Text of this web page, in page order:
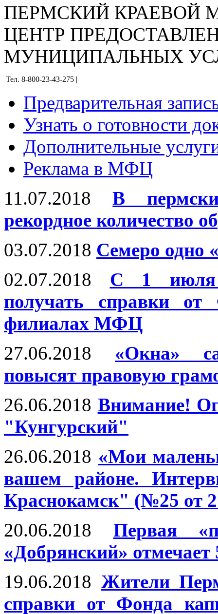
ПЕРМСКИЙ КРАЕВОЙ
ЦЕНТР
МУНИЦИПАЛЬНЫХ
Тел. 8-800-23-43-275 |
Предварительная
Узнать о готовности
Дополнительные
Реклама в МФЦ
11.07.2018
В
рекордное количество
03.07.2018 Семеро одно
02.07.2018
С 1 июля
получать справки
филиалах МФЦ
27.06.2018
«Окна»
повысят правовую
26.06.2018 Внимание!
"Кунгурский"
26.06.2018 «Мои
вашем районе.
Краснокамск" (№25 от
20.06.2018
Первая
«Добрянский»
19.06.2018 Жители
справки от Фонда